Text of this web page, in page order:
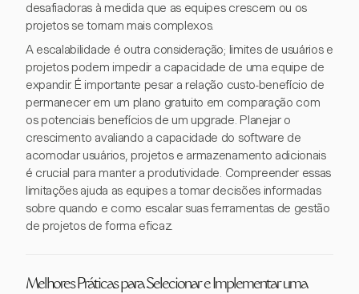
desafiadoras à medida que as equipes crescem ou os
projetos se tornam mais complexos.
A escalabilidade é outra consideração; limites de usuários e
projetos podem impedir a capacidade de uma equipe de
expandir. É importante pesar a relação custo-benefício de
permanecer em um plano gratuito em comparação com
os potenciais benefícios de um upgrade. Planejar o
crescimento avaliando a capacidade do software de
acomodar usuários, projetos e armazenamento adicionais
é crucial para manter a produtividade. Compreender essas
limitações ajuda as equipes a tomar decisões informadas
sobre quando e como escalar suas ferramentas de gestão
de projetos de forma eficaz.
Melhores Práticas para Selecionar e Implementar uma